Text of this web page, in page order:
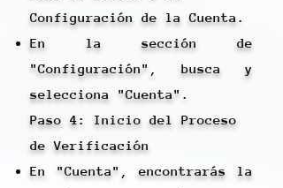
Configuración de la Cuenta.
En la sección de
"Configuración", busca y
selecciona "Cuenta".
Paso 4: Inicio del Proceso
de Verificación
En "Cuenta", encontrarás la